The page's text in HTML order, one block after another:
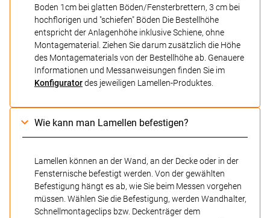
Boden 1cm bei glatten Böden/Fensterbrettern, 3 cm bei
hochflorigen und "schiefen" Böden Die Bestellhöhe
entspricht der Anlagenhöhe inklusive Schiene, ohne
Montagematerial. Ziehen Sie darum zusätzlich die Höhe
des Montagematerials von der Bestellhöhe ab. Genauere
Informationen und Messanweisungen finden Sie im
Konfiguratordes jeweiligen Lamellen-Produktes.
Wie kann man Lamellen befestigen?
Lamellen können an der Wand, an der Decke oder in der
Fensternische befestigt werden. Von der gewählten
Befestigung hängt es ab, wie Sie beim Messen vorgehen
müssen. Wählen Sie die Befestigung, werden Wandhalter,
Schnellmontageclips bzw. Deckenträger dem